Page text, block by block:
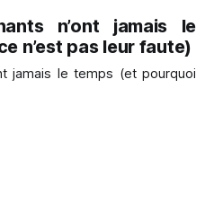
n’ont jamais le
n’est pas leur faute)
jamais le temps (et pourquoi